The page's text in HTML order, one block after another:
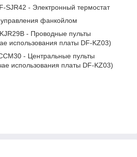
SJR42 - Электронный термостат
фанкойлом
- Проводные пульты
использования платы DF-KZ03)
- Центральные пульты
использования платы DF-KZ03)